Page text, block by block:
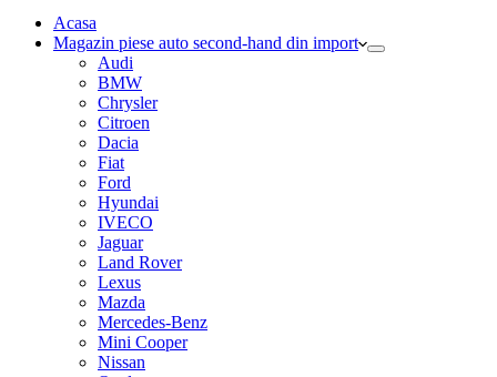
cumpărături
Acasa
Magazin piese auto second-hand din import
Audi
BMW
Chrysler
Citroen
Dacia
Fiat
Ford
Hyundai
IVECO
Jaguar
Land Rover
Lexus
Mazda
Mercedes-Benz
Mini Cooper
Nissan